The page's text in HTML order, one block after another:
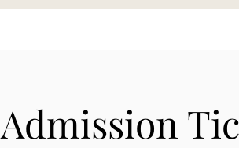
Admission